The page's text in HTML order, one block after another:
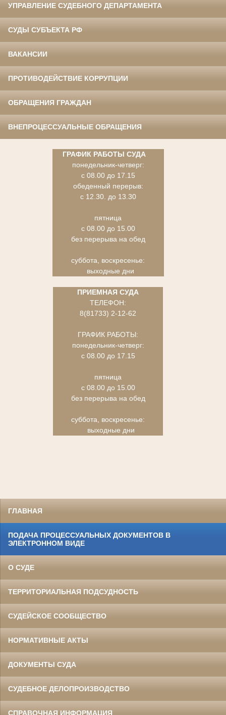
УПРАВЛЕНИЕ СУДЕБНОГО ДЕПАРТАМЕНТА
СУДЫ СУБЪЕКТА РФ
ВАКАНСИИ
ПРОТИВОДЕЙСТВИЕ КОРРУПЦИИ
ОБРАЩЕНИЯ ГРАЖДАН
ВНЕПРОЦЕССУАЛЬНЫЕ ОБРАЩЕНИЯ
ГРАФИК РАБОТЫ СУДА
понедельник-четверг:
с 08.00 до 17.15
обеденный перерыв:
с 12.30. до 13.30
пятница
с 08.00 до 15.00
без перерыва на обед
суббота, воскресенье:
выходные дни
ПРИЕМНАЯ СУДА
ТЕЛЕФОН:
8(81733) 2-12-62
ГРАФИК РАБОТЫ:
понедельник-четверг:
с 08.00 до 17.15
пятница
с 08.00 до 15.00
без перерыва на обед
суббота, воскресенье:
выходные дни
ГЛАВНАЯ
ПОДАЧА ПРОЦЕССУАЛЬНЫХ ДОКУМЕНТОВ В
ЭЛЕКТРОННОМ ВИДЕ
О СУДЕ
ТЕРРИТОРИАЛЬНАЯ ПОДСУДНОСТЬ
СУДЕЙСКОЕ СООБЩЕСТВО
НОРМАТИВНЫЕ АКТЫ
ДОКУМЕНТЫ СУДА
СУДЕБНОЕ ДЕЛОПРОИЗВОДСТВО
СПРАВОЧНАЯ ИНФОРМАЦИЯ